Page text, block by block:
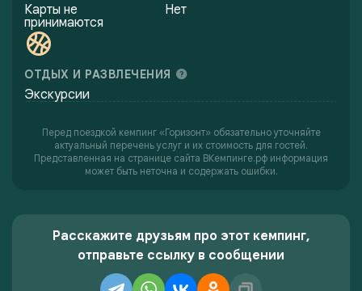
Карты не
принимаются
Нет
ОТДЫХ И РАЗВЛЕЧЕНИЯ
Экскурсии
Перед поездкой кемпинг «Горизонт» обязательно уточняйте
актуальный перечень услуг и их стоимость для гостей.
Представленная на странице сайта ВКемпинге.рф информация
может быть неточна и содержать ошибки.
Расскажите друзьям про этот кемпинг,
отправьте ссылку в сообщении